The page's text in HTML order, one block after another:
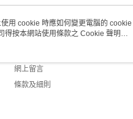
客戶服務
網上留言
條款及細則
用 cookie 時應如何變更電腦的 cookie
得按本網站使用條款之 Cookie 聲明使